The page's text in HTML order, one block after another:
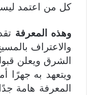
كل من اعتمد
وهذه المعرفة
والاعتراف
الشرق ويعلن
ويتعهد به جهرًا
المعرفة هامة